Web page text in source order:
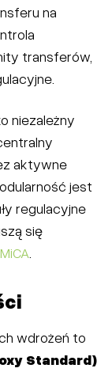
na
transferów,
niezależny
aktywne
jest
regulacyjne
się
.
wdrożeń to
Standard)